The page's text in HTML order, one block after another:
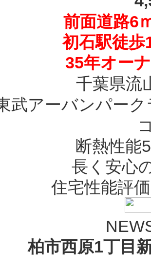
前面道路6
初石駅徒歩
35年オー
千葉県流
武アーバンパー
断熱性
長く安心
住宅性能評
柏市西原1丁目